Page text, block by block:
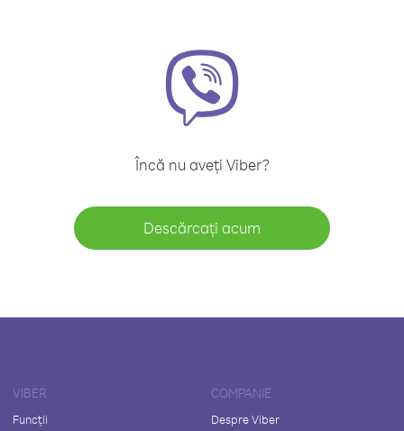
Încă nu aveți Viber?
Descărcați acum
VIBER
Funcții
COMPANIE
Despre Viber